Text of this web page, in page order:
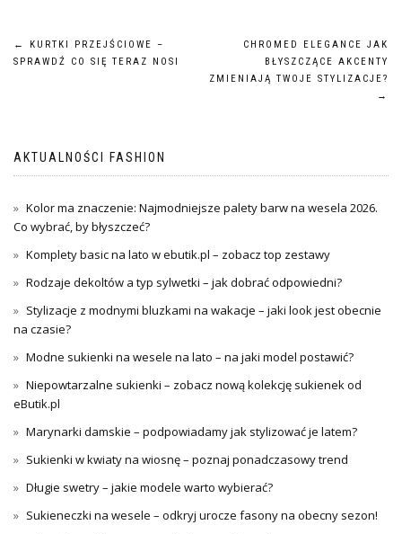
Nawigacja
←
KURTKI PRZEJŚCIOWE –
SPRAWDŹ CO SIĘ TERAZ NOSI
CHROMED ELEGANCE JAK
BŁYSZCZĄCE AKCENTY
ZMIENIAJĄ TWOJE STYLIZACJE?
→
AKTUALNOŚCI FASHION
Kolor ma znaczenie: Najmodniejsze palety barw na wesela 2026.
Co wybrać, by błyszczeć?
Komplety basic na lato w ebutik.pl – zobacz top zestawy
Rodzaje dekoltów a typ sylwetki – jak dobrać odpowiedni?
Stylizacje z modnymi bluzkami na wakacje – jaki look jest obecnie
na czasie?
Modne sukienki na wesele na lato – na jaki model postawić?
Niepowtarzalne sukienki – zobacz nową kolekcję sukienek od
eButik.pl
Marynarki damskie – podpowiadamy jak stylizować je latem?
Sukienki w kwiaty na wiosnę – poznaj ponadczasowy trend
Długie swetry – jakie modele warto wybierać?
Sukieneczki na wesele – odkryj urocze fasony na obecny sezon!